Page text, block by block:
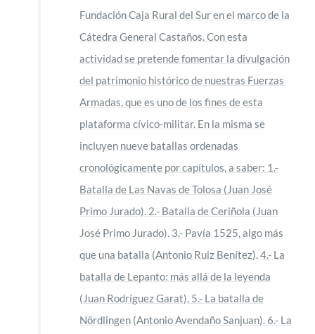
Fundación Caja Rural del Sur en el marco de la
Cátedra General Castaños. Con esta
actividad se pretende fomentar la divulgación
del patrimonio histórico de nuestras Fuerzas
Armadas, que es uno de los fines de esta
plataforma cívico-militar. En la misma se
incluyen nueve batallas ordenadas
cronológicamente por capítulos, a saber: 1.-
Batalla de Las Navas de Tolosa (Juan José
Primo Jurado). 2.- Batalla de Ceriñola (Juan
José Primo Jurado). 3.- Pavía 1525, algo más
que una batalla (Antonio Ruiz Benítez). 4.- La
batalla de Lepanto: más allá de la leyenda
(Juan Rodríguez Garat). 5.- La batalla de
Nördlingen (Antonio Avendaño Sanjuan). 6.- La